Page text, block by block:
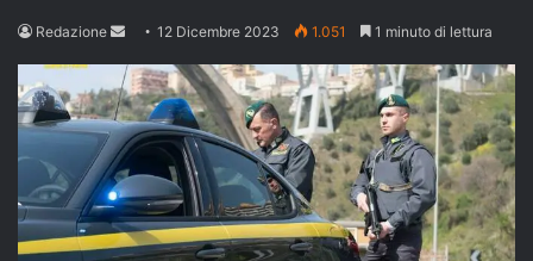
Redazione
Send
email
12 Dicembre 2023 1.051 1 minuto di lettura